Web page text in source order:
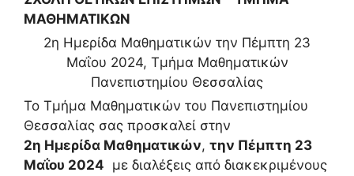
ΜΑΘΗΜΑΤΙΚΩΝ
2η Ημερίδα Μαθηματικών την Πέμπτη 23
Μαΐου 2024, Τμήμα Μαθηματικών
Πανεπιστημίου Θεσσαλίας
Το Τμήμα Μαθηματικών του Πανεπιστημίου
Θεσσαλίας σας προσκαλεί στην
2η Ημερίδα Μαθηματικών, την Πέμπτη 23
Μαΐου 2024 με διαλέξεις από διακεκριμένους